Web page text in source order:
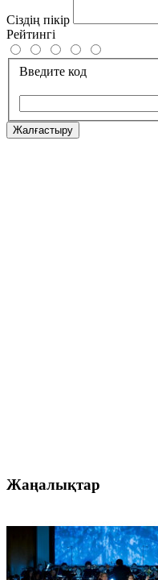
Сіздің пікір
Рейтингі
Введите код
Жалғастыру
Жаңалықтар